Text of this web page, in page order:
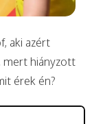
aki azért
mert hiányzott
érek én?